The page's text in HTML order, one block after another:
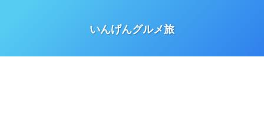
いんげんグルメ旅